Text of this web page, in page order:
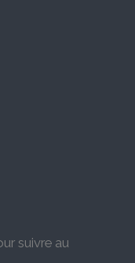
suivre au